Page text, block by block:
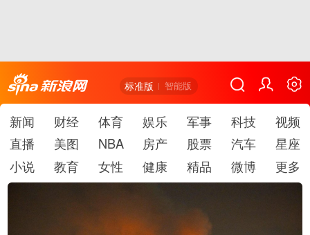
标准版 智能版
新闻 财经 体育 娱乐 军事 科技
视频
直播
美图 NBA 房产 股票 汽车
星座
小说
教育 女性 健康 精品 微博 更多